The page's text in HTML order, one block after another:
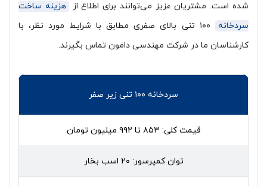
شده است. مشتریان عزیز می‌توانند برای اطلاع از
هزینه ساخت
سردخانه
۱۰۰ تنی بالای صفری مطابق با شرایط مورد نظر، با
کارشناسان ما در شرکت مهندسی دامون تماس بگیرند.
سردخانه ۱۰۰ تنی زیر صفر
قیمت کلی: ۸۵۳ تا ۹۹۲ میلیون تومان
توان کمپرسور: ۲۰ اسب بخار